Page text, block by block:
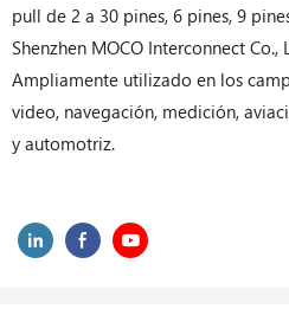
pull de 2 a 30 pines, 6 pines, 9
Shenzhen MOCO Interconnect Co.,
Ampliamente utilizado en los
video, navegación, medición,
y automotriz.